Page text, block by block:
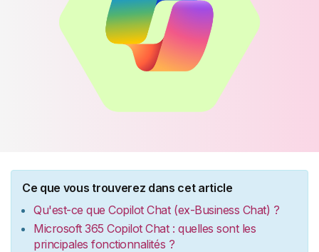
Ce que vous trouverez dans cet article
Qu'est-ce que Copilot Chat (ex-Business Chat) ?
Microsoft 365 Copilot Chat : quelles sont les
principales fonctionnalités ?